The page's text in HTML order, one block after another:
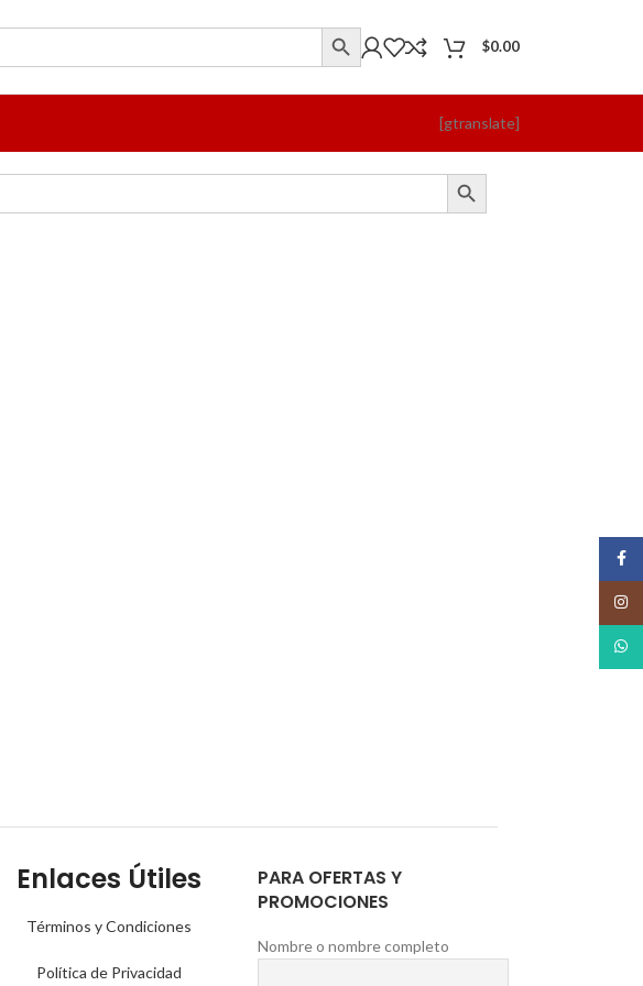
$0.00
[gtranslate]
Enlaces Útiles
Términos y Condiciones
Política de Privacidad
PARA OFERTAS Y
PROMOCIONES
Nombre o nombre completo